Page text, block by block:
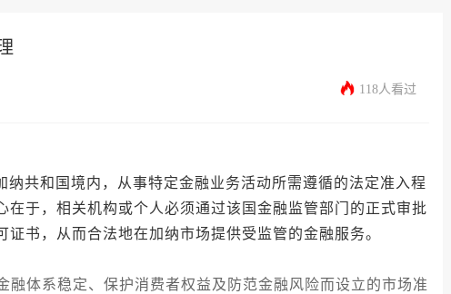
118人看过
共和国境内，从事特定金融业务活动所需遵循的法定准入程
在于，相关机构或个人必须通过该国金融监管部门的正式审批
书，从而合法地在加纳市场提供受监管的金融服务。
体系稳定、保护消费者权益及防范金融风险而设立的市场准